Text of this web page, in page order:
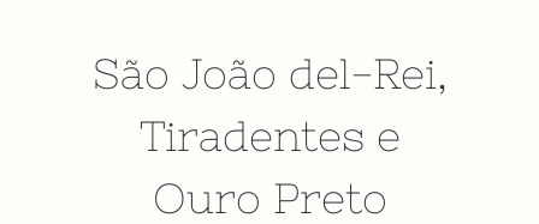
São João del-Rei,
Tiradentes e
Ouro Preto